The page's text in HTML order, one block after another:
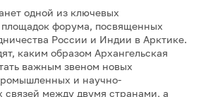
одной из ключевых
форума, посвященных
России и Индии в Арктике.
каким образом Архангельская
важным звеном новых
и научно-
связей между двумя странами, а